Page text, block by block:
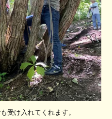
受け入れてくれます。